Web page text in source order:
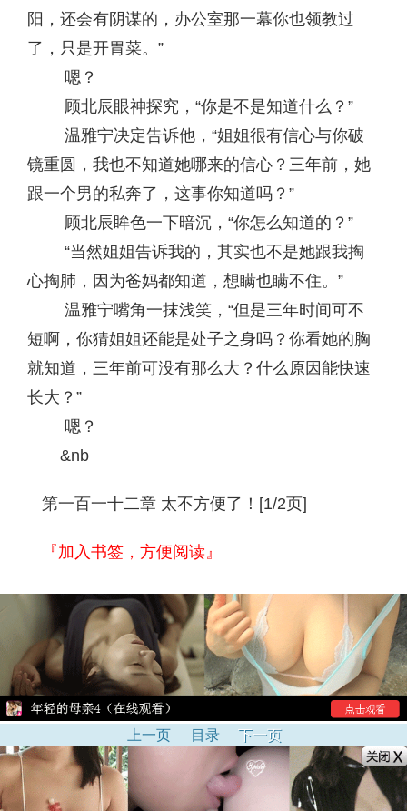
阳，还会有阴谋的，办公室那一幕你也领教过
了，只是开胃菜。”
嗯？
顾北辰眼神探究，“你是不是知道什么？”
温雅宁决定告诉他，“姐姐很有信心与你破
镜重圆，我也不知道她哪来的信心？三年前，她
跟一个男的私奔了，这事你知道吗？”
顾北辰眸色一下暗沉，“你怎么知道的？”
“当然姐姐告诉我的，其实也不是她跟我掏
心掏肺，因为爸妈都知道，想瞒也瞒不住。”
温雅宁嘴角一抹浅笑，“但是三年时间可不
短啊，你猜姐姐还能是处子之身吗？你看她的胸
就知道，三年前可没有那么大？什么原因能快速
长大？”
嗯？
&nb
第一百一十二章 太不方便了！[1/2页]
『加入书签，方便阅读』
上一页 目录 下一页